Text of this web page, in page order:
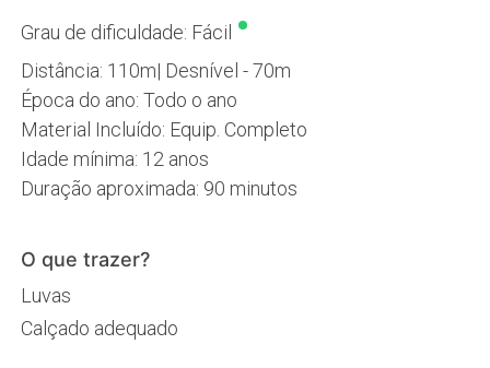
Grau de dificuldade: Fácil •
Distância: 110m| Desnível - 70m
Época do ano: Todo o ano
Material Incluído: Equip. Completo
Idade mínima: 12 anos
Duração aproximada: 90 minutos
O que trazer?
Luvas
Calçado adequado